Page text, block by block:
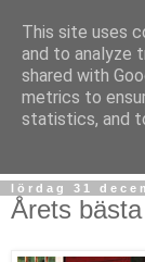
lördag 31
Årets
This site uses
and to analyze
shared with
metrics to
statistics, and